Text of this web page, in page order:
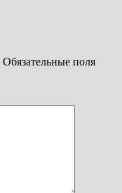
Обязательные поля